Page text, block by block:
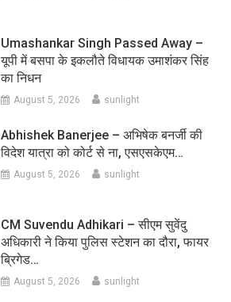
Umashankar Singh Passed Away –
यूपी में बसपा के इकलौते विधायक उमाशंकर सिंह
का निधन
August 5, 2026 sunlight
Abhishek Banerjee – अभिषेक बनर्जी की
विदेश यात्रा को कोर्ट से ना, एसएसकेएम…
August 5, 2026 sunlight
CM Suvendu Adhikari – सीएम सुवेंदु
अधिकारी ने किया पुलिस स्टेशन का दौरा, फायर
ब्रिगेड…
August 5, 2026 sunlight